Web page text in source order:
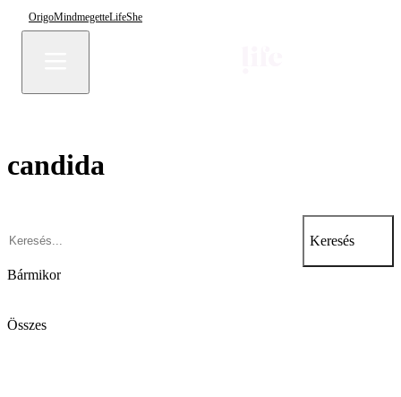
OrigoMindmegetteLifeShe
candida
Keresés
Bármikor
Összes